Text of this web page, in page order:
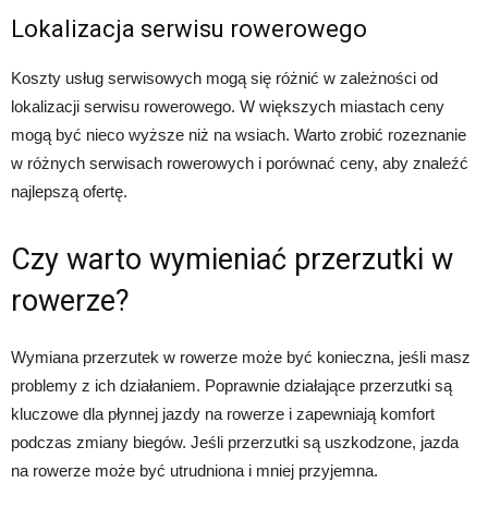
Lokalizacja serwisu rowerowego
Koszty usług serwisowych mogą się różnić w zależności od
lokalizacji serwisu rowerowego. W większych miastach ceny
mogą być nieco wyższe niż na wsiach. Warto zrobić rozeznanie
w różnych serwisach rowerowych i porównać ceny, aby znaleźć
najlepszą ofertę.
Czy warto wymieniać przerzutki w
rowerze?
Wymiana przerzutek w rowerze może być konieczna, jeśli masz
problemy z ich działaniem. Poprawnie działające przerzutki są
kluczowe dla płynnej jazdy na rowerze i zapewniają komfort
podczas zmiany biegów. Jeśli przerzutki są uszkodzone, jazda
na rowerze może być utrudniona i mniej przyjemna.